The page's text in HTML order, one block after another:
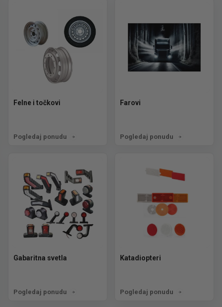
Felne i točkovi
Pogledaj ponudu
Farovi
Pogledaj ponudu
Gabaritna svetla
Pogledaj ponudu
Katadiopteri
Pogledaj ponudu